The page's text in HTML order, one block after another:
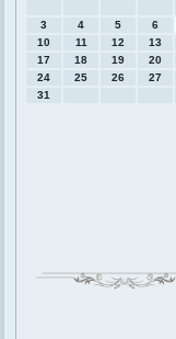
3
4 5 6
10
11 12 13
17
18 19 20
24
25 26 27
31